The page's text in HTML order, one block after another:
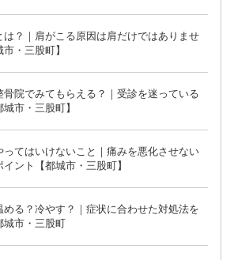
は？｜肩がこる原因は肩だけではありませ
・三股町】
骨院でみてもらえる？｜受診を迷っている
市・三股町】
ってはいけないこと｜痛みを悪化させない
イント【都城市・三股町】
める？冷やす？｜症状に合わせた対処法を
城市・三股町